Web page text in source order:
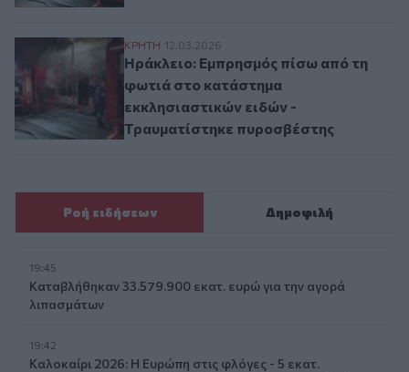
Ηράκλειο: Εμπρησμός πίσω από τη φωτιά
ΚΡΗΤΗ 12.03.2026
Ηράκλειο: Εμπρησμός πίσω από τη
φωτιά στο κατάστημα
εκκλησιαστικών ειδών -
Τραυματίστηκε πυροσβέστης
Ροή ειδήσεων Δημοφιλή
19:45
Καταβλήθηκαν 33.579.900 εκατ. ευρώ για την αγορά
λιπασμάτων
19:42
Καλοκαίρι 2026: Η Ευρώπη στις φλόγες - 5 εκατ.